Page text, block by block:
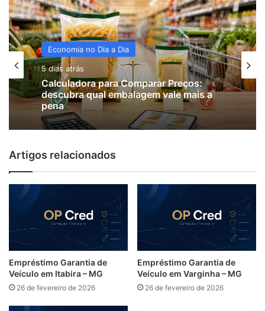
Economia no Dia a Dia
5 dias atrás
descubra qual embalagem vale mais a
Renda Extra para MEI e Autônomos
5 dias atrás
Calculadora para motorista de
aplicativo: descubra quanto precisa
ganhar por km
Artigos relacionados
Empréstimo Garantia de
Veículo em Itabira – MG
26 de fevereiro de 2026
Empréstimo Garantia de
Veículo em Varginha – MG
26 de fevereiro de 2026